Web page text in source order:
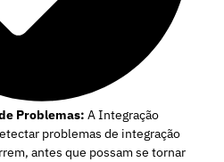
Problemas: A Integração
problemas de integração
antes que possam se tornar